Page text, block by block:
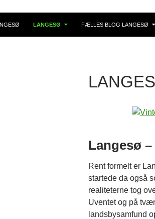
LANGESØ FÆLLES BLOG LANGESØ
Langesø
Rent formelt er
startede da også
realiteterne tog
Uventet og på
landsbysamfund